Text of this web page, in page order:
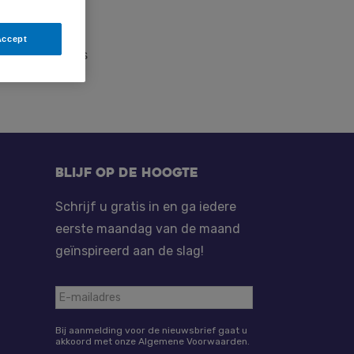
‘Het
Taak functies
Blijf op de hoogte
Schrijf u gratis in en ga iedere
eerste maandag van de maand
geïnspireerd aan de slag!
Bij aanmelding voor de nieuwsbrief gaat u
akkoord met onze Algemene Voorwaarden.